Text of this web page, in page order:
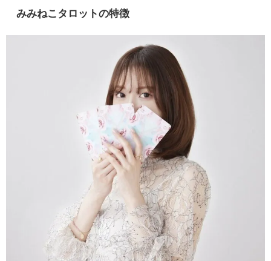
みみねこタロットの特徴